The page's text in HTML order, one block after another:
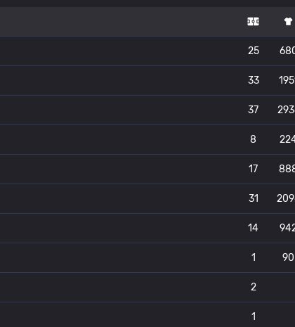
25
33
37
8
17
31
14
1 90
2
1